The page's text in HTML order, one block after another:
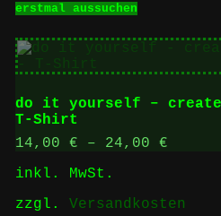
erstmal aussuchenProdukt
mehrere
auf.
Die
Optionen
auf
werden
do it yourself – create
T-Shirt
14,00 € – 24,00 €
inkl. MwSt.
zzgl. Versandkosten